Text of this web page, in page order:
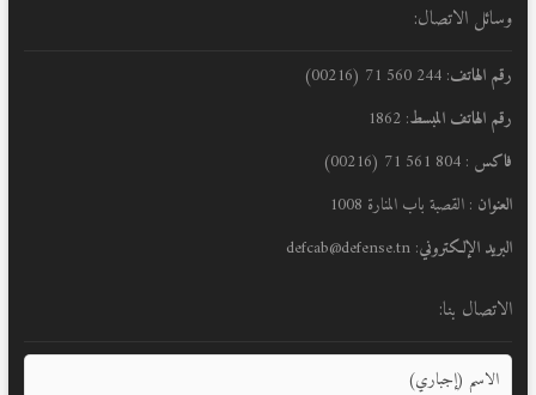
وسائل الاتصال:
رقم الهاتف: 244 560 71 (00216)
رقم الهاتف المبسط: 1862
فاكس : 804 561 71 (00216)
العنوان : القصبة باب المنارة 1008
البريد الإلكتروني: defcab@defense.tn
الاتصال بنا: